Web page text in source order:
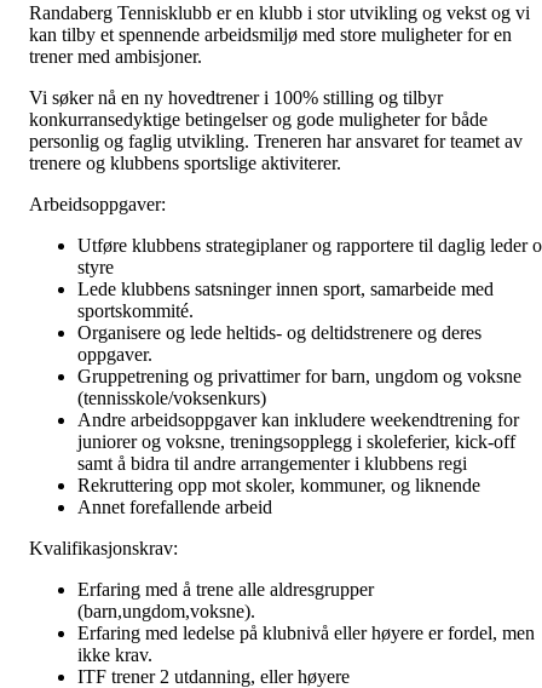
Randaberg Tennisklubb er en klubb i stor utvikling og vekst og vi
kan tilby et spennende arbeidsmiljø med store muligheter for en
trener med ambisjoner.
Vi søker nå en ny hovedtrener i 100% stilling og tilbyr
konkurransedyktige betingelser og gode muligheter for både
personlig og faglig utvikling. Treneren har ansvaret for teamet av
trenere og klubbens sportslige aktiviterer.
Arbeidsoppgaver:
Utføre klubbens strategiplaner og rapportere til daglig leder
styre
Lede klubbens satsninger innen sport, samarbeide med
sportskommité.
Organisere og lede heltids- og deltidstrenere og deres
oppgaver.
Gruppetrening og privattimer for barn, ungdom og voksne
(tennisskole/voksenkurs)
Andre arbeidsoppgaver kan inkludere weekendtrening for
juniorer og voksne, treningsopplegg i skoleferier, kick-off
samt å bidra til andre arrangementer i klubbens regi
Rekruttering opp mot skoler, kommuner, og liknende
Annet forefallende arbeid
Kvalifikasjonskrav:
Erfaring med å trene alle aldresgrupper
(barn,ungdom,voksne).
Erfaring med ledelse på klubnivå eller høyere er fordel, men
ikke krav.
ITF trener 2 utdanning, eller høyere